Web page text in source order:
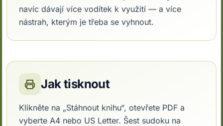
navíc dávají více vodítek k využití — a více
nástrah, kterým je třeba se vyhnout.
Jak tisknout
Klikněte na „Stáhnout knihu“, otevřete PDF a
vyberte A4 nebo US Letter. Šest sudoku na